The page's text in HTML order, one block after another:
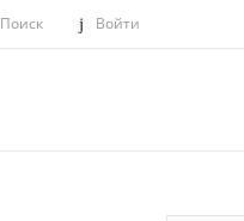
Поиск Войти